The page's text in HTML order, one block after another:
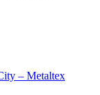
– Metaltex